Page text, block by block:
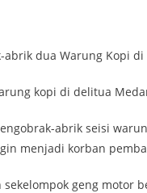
abrik dua Warung Kopi
kopi di delitua
abrik seisi
menjadi korban
geng motor